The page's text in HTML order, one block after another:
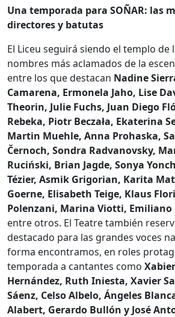
Una temporada para SOÑAR: las
directores y batutas
El Liceu seguirá siendo el templo de
nombres más aclamados de la
entre los que destacan Nadine
Camarena, Ermonela Jaho, Lise
Theorin, Julie Fuchs, Juan Diego
Rebeka, Piotr Beczała, Ekaterina
Martin Muehle, Anna Prohaska,
Černoch, Sondra Radvanovsky,
Ruciński, Brian Jagde, Sonya
Tézier, Asmik Grigorian, Karita
Goerne, Elisabeth Teige, Klaus
Polenzani, Marina Viotti, Emiliano
entre otros. El Teatre también
destacado para las grandes voces
forma encontramos, en roles
temporada a cantantes como
Hernández, Ruth Iniesta, Xavier
Sáenz, Celso Albelo, Ángeles
Alabert, Gerardo Bullón y José